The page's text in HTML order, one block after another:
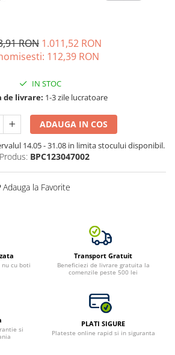
RON 1.011,52 RON
112,39 RON
IN STOC
de livrare: 1-3 zile lucratoare
ADAUGA IN COS
14.05 - 31.08 in limita stocului disponibil.
BPC123047002
Adauga la Favorite
nu cu boti
Transport Gratuit
Beneficiezi de livrare gratuita la
comenzile peste 500 lei
si
PLATI SIGURE
Plateste online rapid si in siguranta